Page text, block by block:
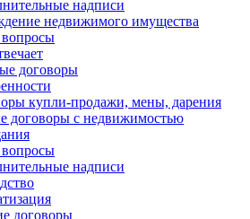
надписи
недвижимого имущества
договоры
купли-продажи, мены, дарения
договоры с недвижимостью
надписи
договоры